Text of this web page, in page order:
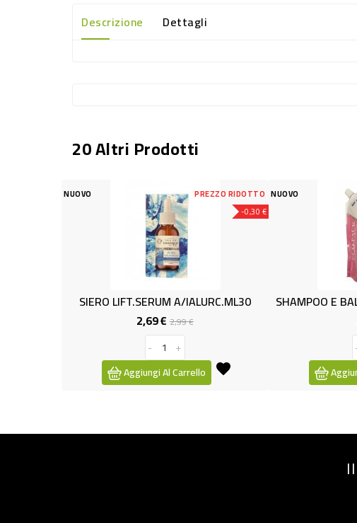
Descrizione Dettagli
20 Altri Prodotti
PREZZO RIDOTTO
A/IALURC.ML30
SHAMPOO E BALSAMO F/MAND.500ML
Aggiungi Al Carrello
NUOVO
(BB)